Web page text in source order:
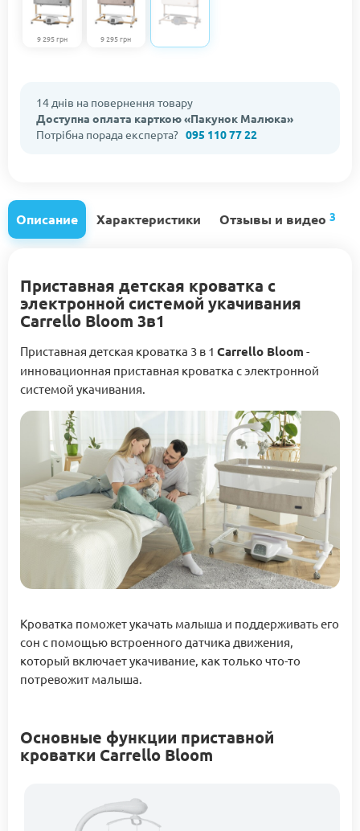
9 295 грн 9 295 грн
14 днів на повернення товару
Доступна оплата карткою «Пакунок Малюка»
Потрібна порада експерта? 095 110 77 22
Описание Характеристики Отзывы и видео 3
Приставная детская кроватка с
электронной системой укачивания
Carrello Bloom 3в1
Приставная детская кроватка 3 в 1 Carrello Bloom -
инновационная приставная кроватка с электронной
системой укачивания.
Кроватка поможет укачать малыша и поддерживать его
сон с помощью встроенного датчика движения,
который включает укачивание, как только что-то
потревожит малыша.
Основные функции приставной
кроватки Carrello Bloom